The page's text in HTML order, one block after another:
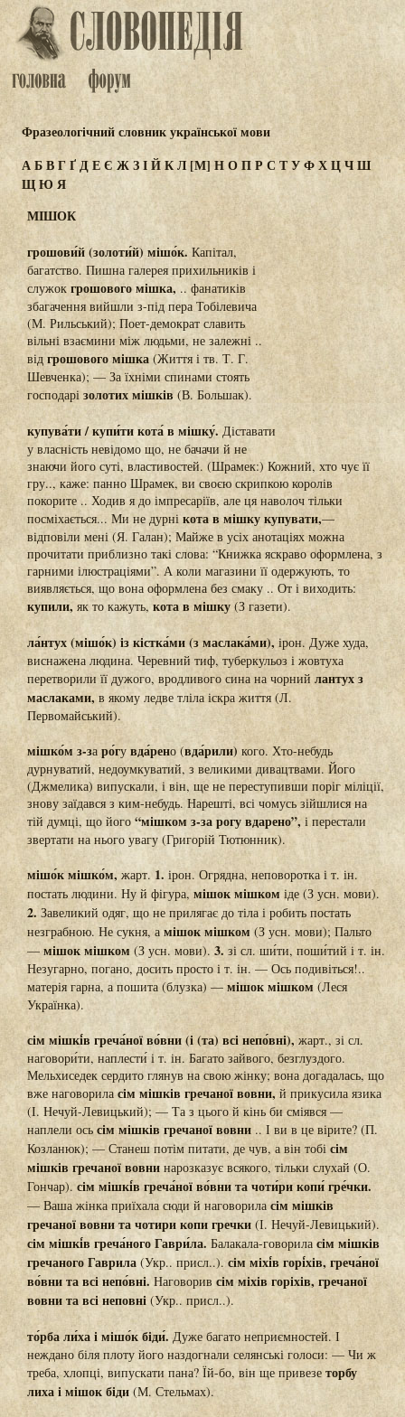
Фразеологічний словник української мови
АБВГҐДЕЄ ЖЗІЙКЛ[М] НОПР С ТУФХЦЧШ
ЩЮ Я
МІШОК
грошови́й (золоти́й) мішо́к. Капітал,
багатство. Пишна галерея прихильників і
служок грошового мішка, .. фанатиків
збагачення вийшли з-під пера Тобілевича
(М. Рильський); Поет-демократ славить
вільні взаємини між людьми, не залежні ..
від грошового мішка(Життя і тв. Т. Г.
Шевченка); — За їхніми спинами стоять
господарі золотих мішків (В. Большак).
купува́ти / купи́ти кота́ в мішку́. Діставати
у власність невідомо що, не бачачи й не
знаючи його суті, властивостей. (Шрамек:) Кожний, хто чує її
гру.., каже: панно Шрамек, ви своєю скрипкою королів
покорите .. Ходив я до імпресаріїв, але ця наволоч тільки
посміхається... Ми не дурні кота в мішку купувати,—
відповіли мені (Я. Галан); Майже в усіх анотаціях можна
прочитати приблизно такі слова: “Книжка яскраво оформлена, з
гарними ілюстраціями”. А коли магазини її одержують, то
виявляється, що вона оформлена без смаку .. От і виходить:
купили, як то кажуть,кота в мішку (З газети).
ла́нтух (мішо́к) із кістка́ми (з маслака́ми), ірон. Дуже худа,
виснажена людина. Черевний тиф, туберкульоз і жовтуха
перетворили її дужого, вродливого сина на чорнийлантух з
маслаками, в якому ледве тліла іскра життя (Л.
Первомайський).
мішко́м з-за ро́гу вда́рено (вда́рили) кого. Хто-небудь
дурнуватий, недоумкуватий, з великими дивацтвами. Його
(Джмелика) випускали, і він, ще не переступивши поріг міліції,
знову заїдався з ким-небудь. Нарешті, всі чомусь зійшлися на
тій думці, що його “мішком з-за рогу вдарено”, і перестали
звертати на нього увагу (Григорій Тютюнник).
мішо́к мішко́м,жарт. 1. ірон. Огрядна, неповоротка і т. ін.
постать людини. Ну й фігура, мішок мішкоміде (З усн. мови).
2. Завеликий одяг, що не прилягає до тіла і робить постать
незграбною. Не сукня, а мішок мішком (З усн. мови); Пальто
—мішок мішком (З усн. мови). 3.зі сл. ши́ти, поши́тий і т. ін.
Незугарно, погано, досить просто і т. ін. — Ось подивіться!..
матерія гарна, а пошита (блузка) — мішок мішком (Леся
Українка).
сім мішкі́в греча́ної во́вни (і (та) всі непо́вні), жарт., зі сл.
наговори́ти, наплести́ і т. ін. Багато зайвого, безглуздого.
Мельхиседек сердито глянув на свою жінку; вона догадалась, що
вже наговориласім мішків гречаної вовни, й прикусила язика
(І. Нечуй-Левицький); — Та з цього й кінь би сміявся —
наплели ось сім мішків гречаної вовни .. І ви в це вірите? (П.
Козланюк); — Станеш потім питати, де чув, а він тобі сім
мішків гречаної вовни нарозказує всякого, тільки слухай (О.
Гончар).сім мішкі́в греча́ної во́вни та чоти́ри копи́ гре́чки.
— Ваша жінка приїхала сюди й наговориласім мішків
гречаної вовни та чотири копи гречки (І. Нечуй-Левицький).
сім мішкі́в греча́ного Гаври́ла. Балакала-говорила сім мішків
гречаного Гаврила (Укр.. присл..).сім міхі́в горі́хів, греча́ної
во́вни та всі непо́вні.Наговорив сім міхів горіхів, гречаної
вовни та всі неповні (Укр.. присл..).
то́рба ли́ха і мішо́к біди́. Дуже багато неприємностей. І
неждано біля плоту його наздогнали селянські голоси: — Чи ж
треба, хлопці, випускати пана? Їй-бо, він ще привезе торбу
лиха і мішок біди (М. Стельмах).